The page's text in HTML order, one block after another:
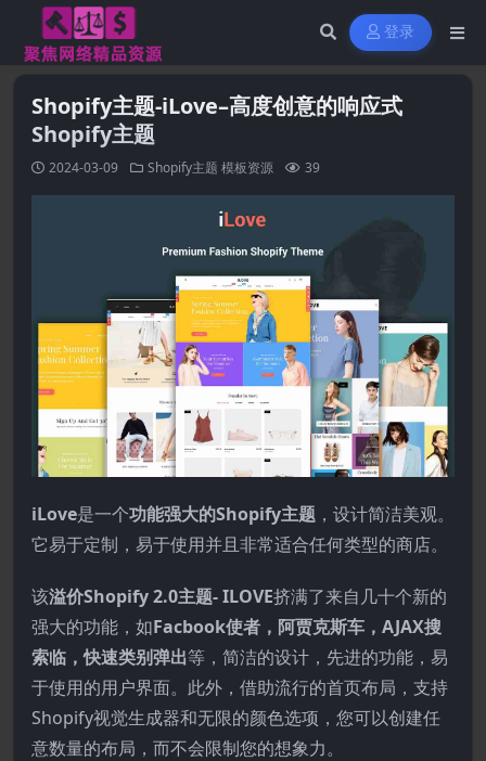
登录
Shopify主题-iLove–高度创意的响应式
Shopify主题
2024-03-09 Shopify主题 模板资源 39
iLove是一个功能强大的Shopify主题 ，设计简洁美观。
它易于定制，易于使用并且非常适合任何类型的商店。
该溢价Shopify 2.0主题- ILOVE挤满了来自几十个新的
强大的功能，如Facbook使者，阿贾克斯车，AJAX搜
索临，快速类别弹出等，简洁的设计，先进的功能，易
于使用的用户界面。此外，借助流行的首页布局，支持
Shopify视觉生成器和无限的颜色选项，您可以创建任
意数量的布局，而不会限制您的想象力。